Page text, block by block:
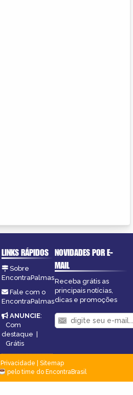
LINKS RÁPIDOS
Sobre
EncontraPalmas
Fale com o
EncontraPalmas
ANUNCIE:
Com
destaque |
Grátis
NOVIDADES POR E-
MAIL
Receba grátis as
principais notícias,
dicas e promoções
Privacidade
Sitemap
pelo time do EncontraBrasil